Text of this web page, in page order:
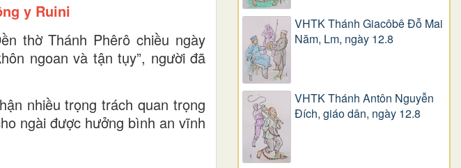
y Ruini
thờ Thánh Phêrô chiều ngày
ngoan và tận tụy”, người đã
nhiều trọng trách quan trọng
ngài được hưởng bình an vĩnh
VHTK Thánh Giacôbê Ðỗ Mai
Năm, Lm, ngày 12.8
VHTK Thánh Antôn Nguyễn
Ðích, giáo dân, ngày 12.8